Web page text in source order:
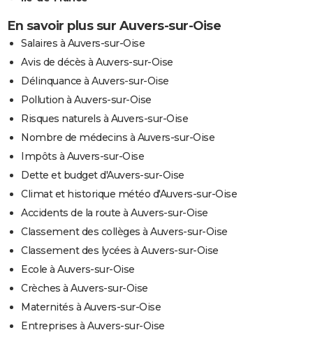
En savoir plus sur Auvers-sur-Oise
Salaires à Auvers-sur-Oise
Avis de décès à Auvers-sur-Oise
Délinquance à Auvers-sur-Oise
Pollution à Auvers-sur-Oise
Risques naturels à Auvers-sur-Oise
Nombre de médecins à Auvers-sur-Oise
Impôts à Auvers-sur-Oise
Dette et budget d'Auvers-sur-Oise
Climat et historique météo d'Auvers-sur-Oise
Accidents de la route à Auvers-sur-Oise
Classement des collèges à Auvers-sur-Oise
Classement des lycées à Auvers-sur-Oise
Ecole à Auvers-sur-Oise
Crèches à Auvers-sur-Oise
Maternités à Auvers-sur-Oise
Entreprises à Auvers-sur-Oise